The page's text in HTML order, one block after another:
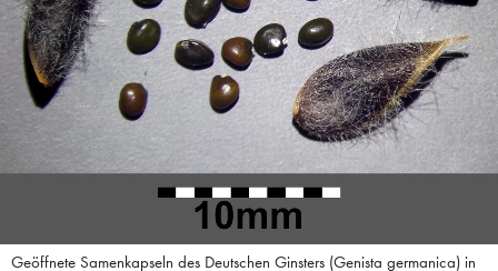
Geöffnete Samenkapseln des Deutschen Ginsters (Genista germanica) in